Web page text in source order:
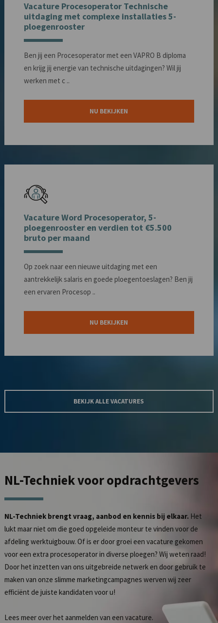
Vacature Procesoperator Technische
uitdaging met complexe installaties 5-
ploegenrooster
Ben jij een Procesoperator met een VAPRO B diploma
en krijg jij energie van technische uitdagingen? Wil jij
werken met c ..
NU BEKIJKEN
Vacature Word Procesoperator, 5-
ploegenrooster en verdien tot €5.500
bruto per maand
Op zoek naar een nieuwe uitdaging met een
aantrekkelijk salaris en goede ploegentoeslagen? Ben jij
een ervaren Procesop ..
NU BEKIJKEN
BEKIJK ALLE VACATURES
NL-Techniekvoor opdrachtgevers
NL-Techniek brengt vraag, aanbod en kennis bij elkaar. Het
lukt maar niet om die goed opgeleide monteur te vinden voor de
afdeling werktuigbouw. Of is er door groei een vacature gekomen
voor een extra procesoperator in diverse ploegen? Wij weten raad!
Door het inzetten van ons uitgebreide netwerk en door gebruik te
maken van onze slimme marketingcampagnes werven wij zeer
efficiënt de juiste kandidaten voor u!
Lees meer over het aanmelden van een vacature.